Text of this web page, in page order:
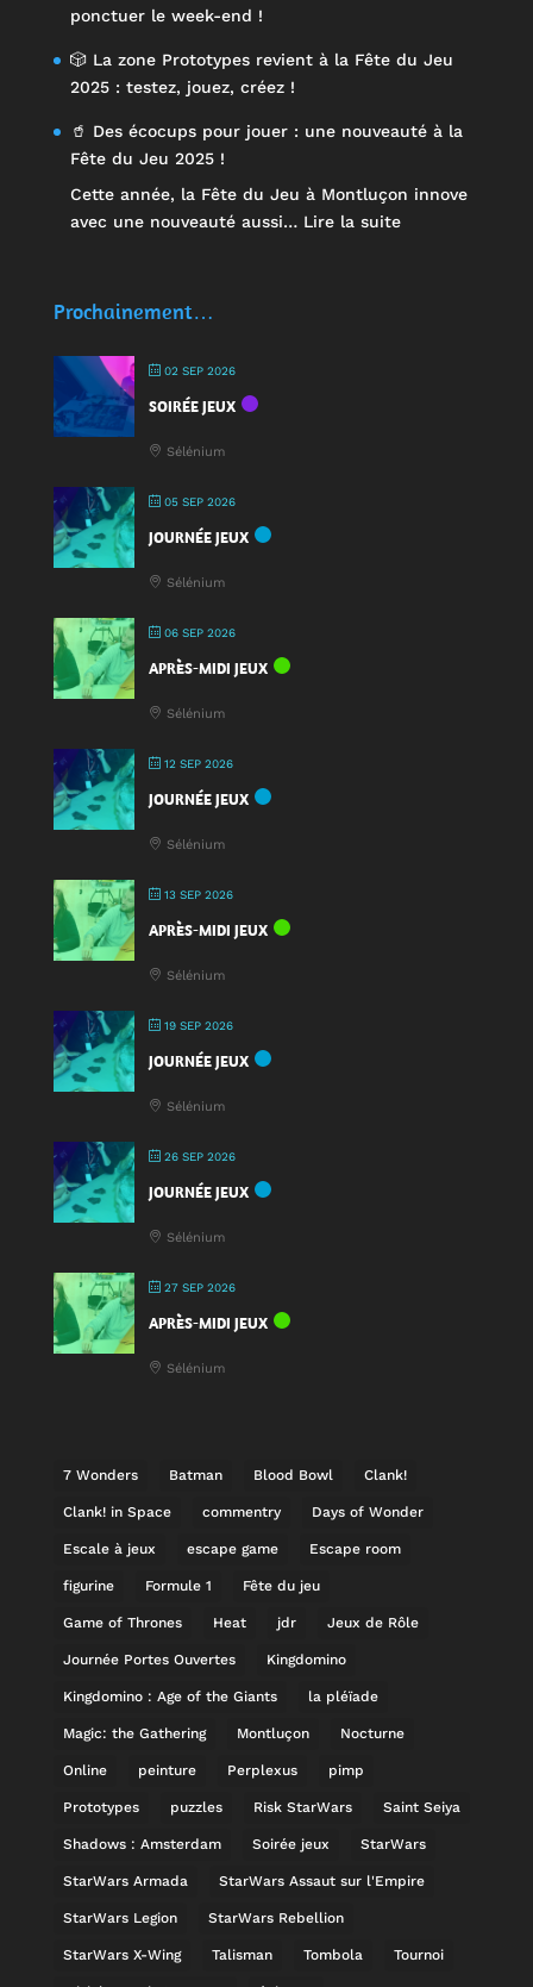
ponctuer le week-end !
🎲 La zone Prototypes revient à la Fête du Jeu
2025 : testez, jouez, créez !
🥤 Des écocups pour jouer : une nouveauté à la
Fête du Jeu 2025 !
Cette année, la Fête du Jeu à Montluçon innove
avec une nouveauté aussi… Lire la suite:
Prochainement…
02 SEP 2026
SOIRÉE JEUX
Sélénium
05 SEP 2026
JOURNÉE JEUX
Sélénium
06 SEP 2026
APRÈS-MIDI JEUX
Sélénium
12 SEP 2026
JOURNÉE JEUX
Sélénium
13 SEP 2026
APRÈS-MIDI JEUX
Sélénium
19 SEP 2026
JOURNÉE JEUX
Sélénium
26 SEP 2026
JOURNÉE JEUX
Sélénium
27 SEP 2026
APRÈS-MIDI JEUX
Sélénium
7 Wonders Batman Blood Bowl Clank!
Clank! in Space commentry Days of Wonder
Escale à jeux escape game Escape room
figurine Formule 1 Fête du jeu
Game of Thrones Heat jdr Jeux de Rôle
Journée Portes Ouvertes Kingdomino
Kingdomino : Age of the Giants la pléïade
Magic: the Gathering Montluçon Nocturne
Online peinture Perplexus pimp
Prototypes puzzles Risk StarWars Saint Seiya
Shadows : Amsterdam Soirée jeux StarWars
StarWars Armada StarWars Assaut sur l'Empire
StarWars Legion StarWars Rebellion
StarWars X-Wing Talisman Tombola Tournoi